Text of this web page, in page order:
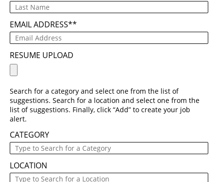
EMAIL ADDRESS*
RESUME UPLOAD
Search for a category and select one from the list of
suggestions. Search for a location and select one from the
list of suggestions. Finally, click “Add” to create your job
alert.
CATEGORY
LOCATION